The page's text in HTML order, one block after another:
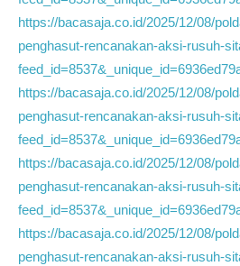
https://bacasaja.co.id/2025/12/08/
penghasut-rencanakan-aksi-rusuh-
https://bacasaja.co.id/2025/12/08/
penghasut-rencanakan-aksi-rusuh-
https://bacasaja.co.id/2025/12/08/
penghasut-rencanakan-aksi-rusuh-
https://bacasaja.co.id/2025/12/08/
penghasut-rencanakan-aksi-rusuh-